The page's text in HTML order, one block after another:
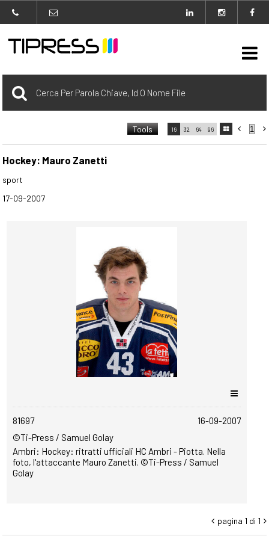
Archivio
carrello
copyrightfree

 
16 32 64 96 
Tools
0 Selezionato
Hockey: Mauro Zanetti
sport
17-09-2007
81697
16-09-2007
©Ti-Press / Samuel Golay
Ambri: Hockey: ritratti ufficiali HC Ambri - Piotta. Nella
foto, l'attaccante Mauro Zanetti. ©Ti-Press / Samuel
Golay
 pagina 1 di 1 